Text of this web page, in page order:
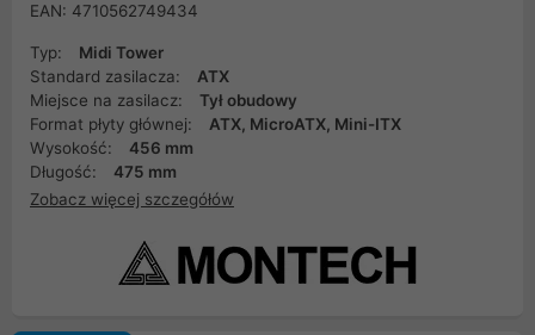
EAN: 4710562749434
Typ:
Midi Tower
Standard zasilacza:
ATX
Miejsce na zasilacz:
Tył obudowy
Format płyty głównej:
ATX, MicroATX, Mini-ITX
Wysokość:
456 mm
Długość:
475 mm
Zobacz więcej szczegółów